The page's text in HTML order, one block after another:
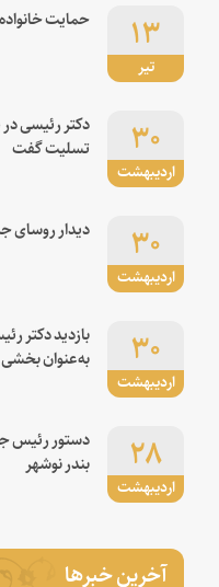
تیر
۱۳ حمایت
اردیبهشت
۳۰
دکتر رئیسی
تسلیت گفت
اردیبهشت
۳۰ دیدار روسای
اردیبهشت
۳۰
بازدید دکتر
به‌عنوان
اردیبهشت
۲۸
دستور رئیس
بندر نوشهر
آخرین خبرها